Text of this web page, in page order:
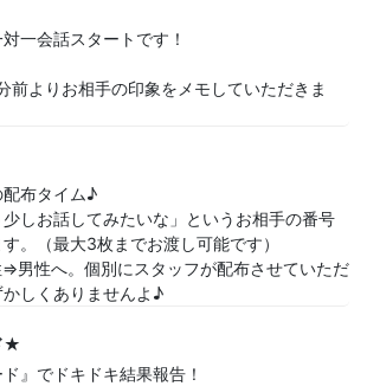
一会話スタートです！
前よりお相手の印象をメモしていただきま
配布タイム♪
少しお話してみたいな」というお相手の番号
。（最大3枚までお渡し可能です）
男性へ。個別にスタッフが配布させていただ
しくありませんよ♪
★
』でドキドキ結果報告！